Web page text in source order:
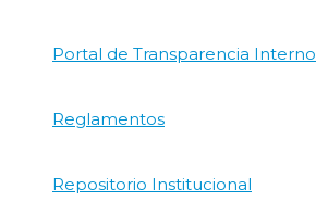
Portal de Transparencia Interno
Reglamentos
Repositorio Institucional